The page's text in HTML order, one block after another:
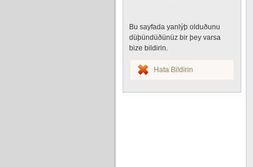
Bu sayfada yanlýþ olduðunu
düþündüðünüz bir þey varsa
bize bildirin.
Hata Bildirin